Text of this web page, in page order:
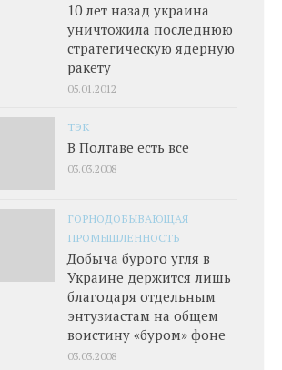
10 лет назад украина
уничтожила последнюю
стратегическую ядерную
ракету
05.01.2012
ТЭК
В Полтаве есть все
03.03.2008
ГОРНОДОБЫВАЮЩАЯ
ПРОМЫШЛЕННОСТЬ
Добыча бурого угля в
Украине держится лишь
благодаря отдельным
энтузиастам на общем
воистину «буром» фоне
03.03.2008